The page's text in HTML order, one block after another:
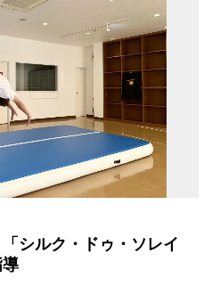
シルク・ドゥ・ソレイ